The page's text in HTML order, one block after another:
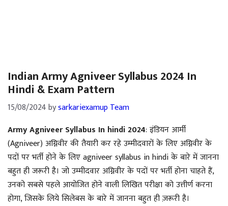
Indian Army Agniveer Syllabus 2024 In
Hindi & Exam Pattern
15/08/2024bysarkariexamup Team
Army Agniveer Syllabus In hindi 2024: इंडियन आर्मी
(Agniveer) अग्निवीर की तैयारी कर रहे उम्मीदवारों के लिए अग्निवीर के
पदों पर भर्ती होने के लिए agniveer syllabus in hindi के बारे में जानना
बहुत ही जरूरी है। जो उम्मीदवार अग्निवीर के पदों पर भर्ती होना चाहते हैं,
उनको सबसे पहले आयोजित होने वाली लिखित परीक्षा को उत्तीर्ण करना
होगा, जिसके लिये सिलेबस के बारे में जानना बहुत ही ज़रूरी है।